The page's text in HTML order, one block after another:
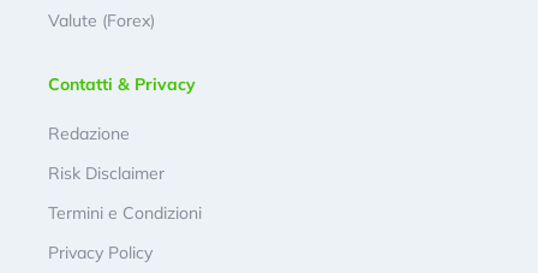
Valute (Forex)
Contatti & Privacy
Redazione
Risk Disclaimer
Termini e Condizioni
Privacy Policy